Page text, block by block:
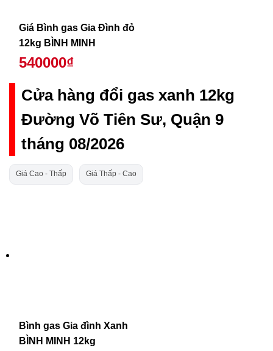
Giá Bình gas Gia Đình đỏ
12kg BÌNH MINH
540000₫
Cửa hàng đổi gas xanh 12kg
Đường Võ Tiên Sư, Quận 9
tháng 08/2026
Giá Cao - Thấp Giá Thấp - Cao
Bình gas Gia đình Xanh
BÌNH MINH 12kg